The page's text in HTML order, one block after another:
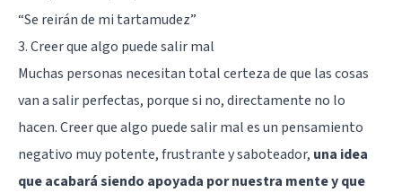
“Se reirán de mi tartamudez”
3. Creer que algo puede salir mal
Muchas personas necesitan total certeza de que las cosas
van a salir perfectas, porque si no, directamente no lo
hacen. Creer que algo puede salir mal es un pensamiento
negativo muy potente, frustrante y saboteador, una idea
que acabará siendo apoyada por nuestra mente y que